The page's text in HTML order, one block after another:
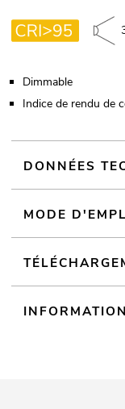
Dimmable
Indice de rendu de
DONNÉES
MODE